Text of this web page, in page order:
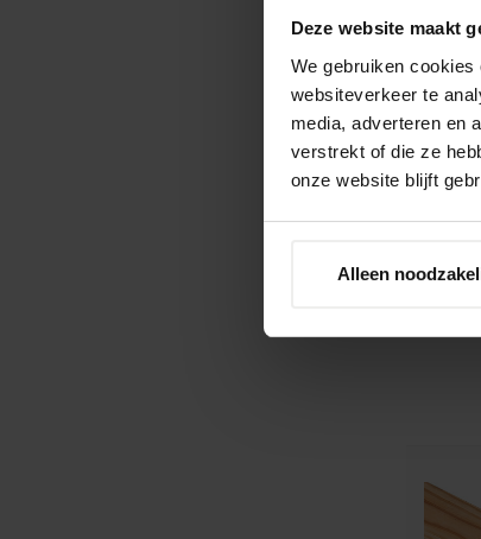
Deze website maakt
We gebruiken
websiteverkeer te
media, adverteren en
verstrekt of die ze
onze website blijft
Alleen